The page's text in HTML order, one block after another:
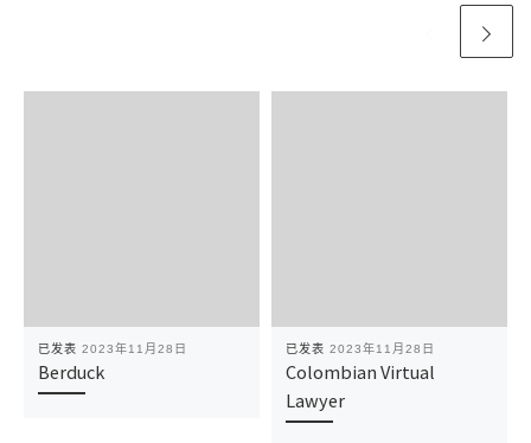
已发表 2023年11月28日
Berduck
已发表 2023年11月28日
Colombian Virtual
Lawyer